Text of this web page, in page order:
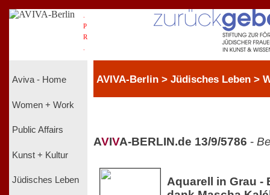
P
R
Aviva - Home
Women + Work
Public Affairs
Kunst + Kultur
Jüdisches Leben
AVIVA-Berlin > Jüdisches Leben >
AVIVA-BERLIN.de 13/9/5786 -
Aquarell in Grau -